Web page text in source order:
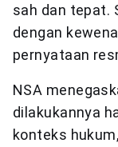
sah dan tepat.
dengan
pernyataan
NSA
dilakukannya
konteks